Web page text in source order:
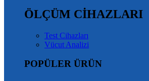
ÖLÇÜM CİHAZLARI
Test Cihazları
Vücut Analizi
POPÜLER ÜRÜN